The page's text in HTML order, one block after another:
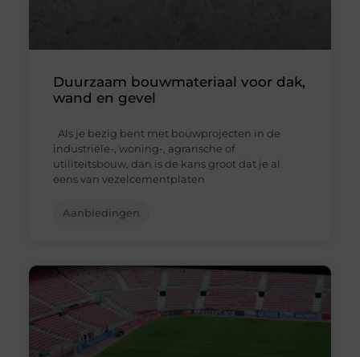
Duurzaam bouwmateriaal voor dak,
wand en gevel
Als je bezig bent met bouwprojecten in de
industriële-, woning-, agrarische of
utiliteitsbouw, dan is de kans groot dat je al
eens van vezelcementplaten
Aanbiedingen